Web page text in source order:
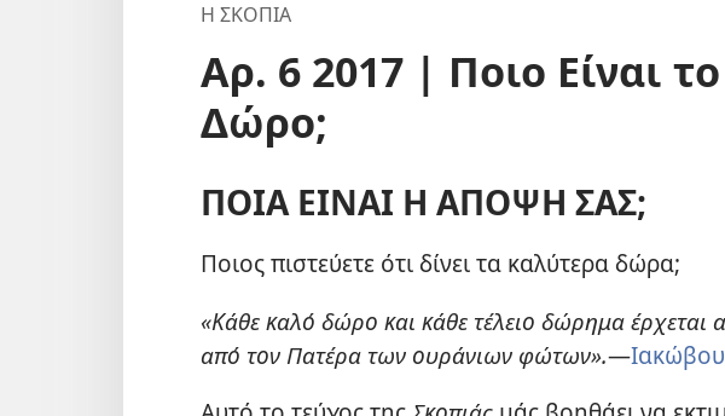
Η ΣΚΟΠΙΑ
Αρ. 6 2017 | Ποιο Είναι
Δώρο;
ΠΟΙΑ ΕΙΝΑΙ Η ΑΠΟΨΗ ΣΑΣ;
Ποιος πιστεύετε ότι δίνει τα καλύτερα δώρα;
«Κάθε καλό δώρο και κάθε τέλειο δώρημα έρχεται
από τον Πατέρα των ουράνιων φώτων».​—